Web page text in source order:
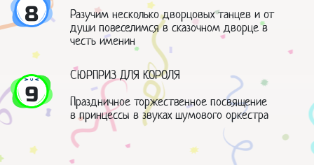
8
Разучим несколько дворцовых танцев и от
души повеселимся в сказочном дворце в
честь именин
9
СЮРПРИЗ ДЛЯ КОРОЛЯ
Праздничное торжественное посвящение
в принцессы в звуках шумового оркестра